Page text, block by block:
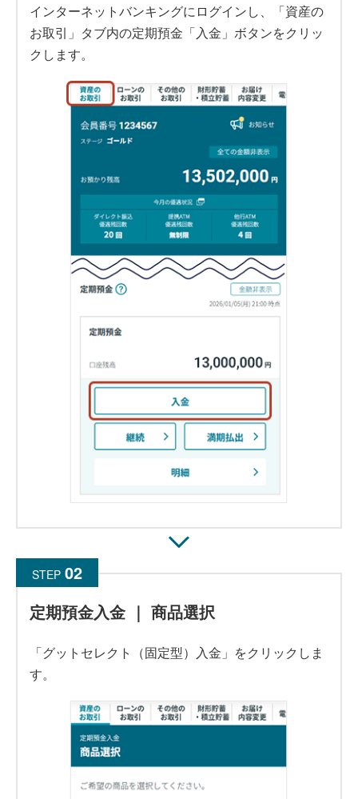
インターネットバンキングにログインし、「資産の
お取引」タブ内の定期預金「入金」ボタンをクリッ
クします。
STEP
定期預金入金 ｜ 商品選択
「グットセレクト（固定型）入金」をクリックしま
す。